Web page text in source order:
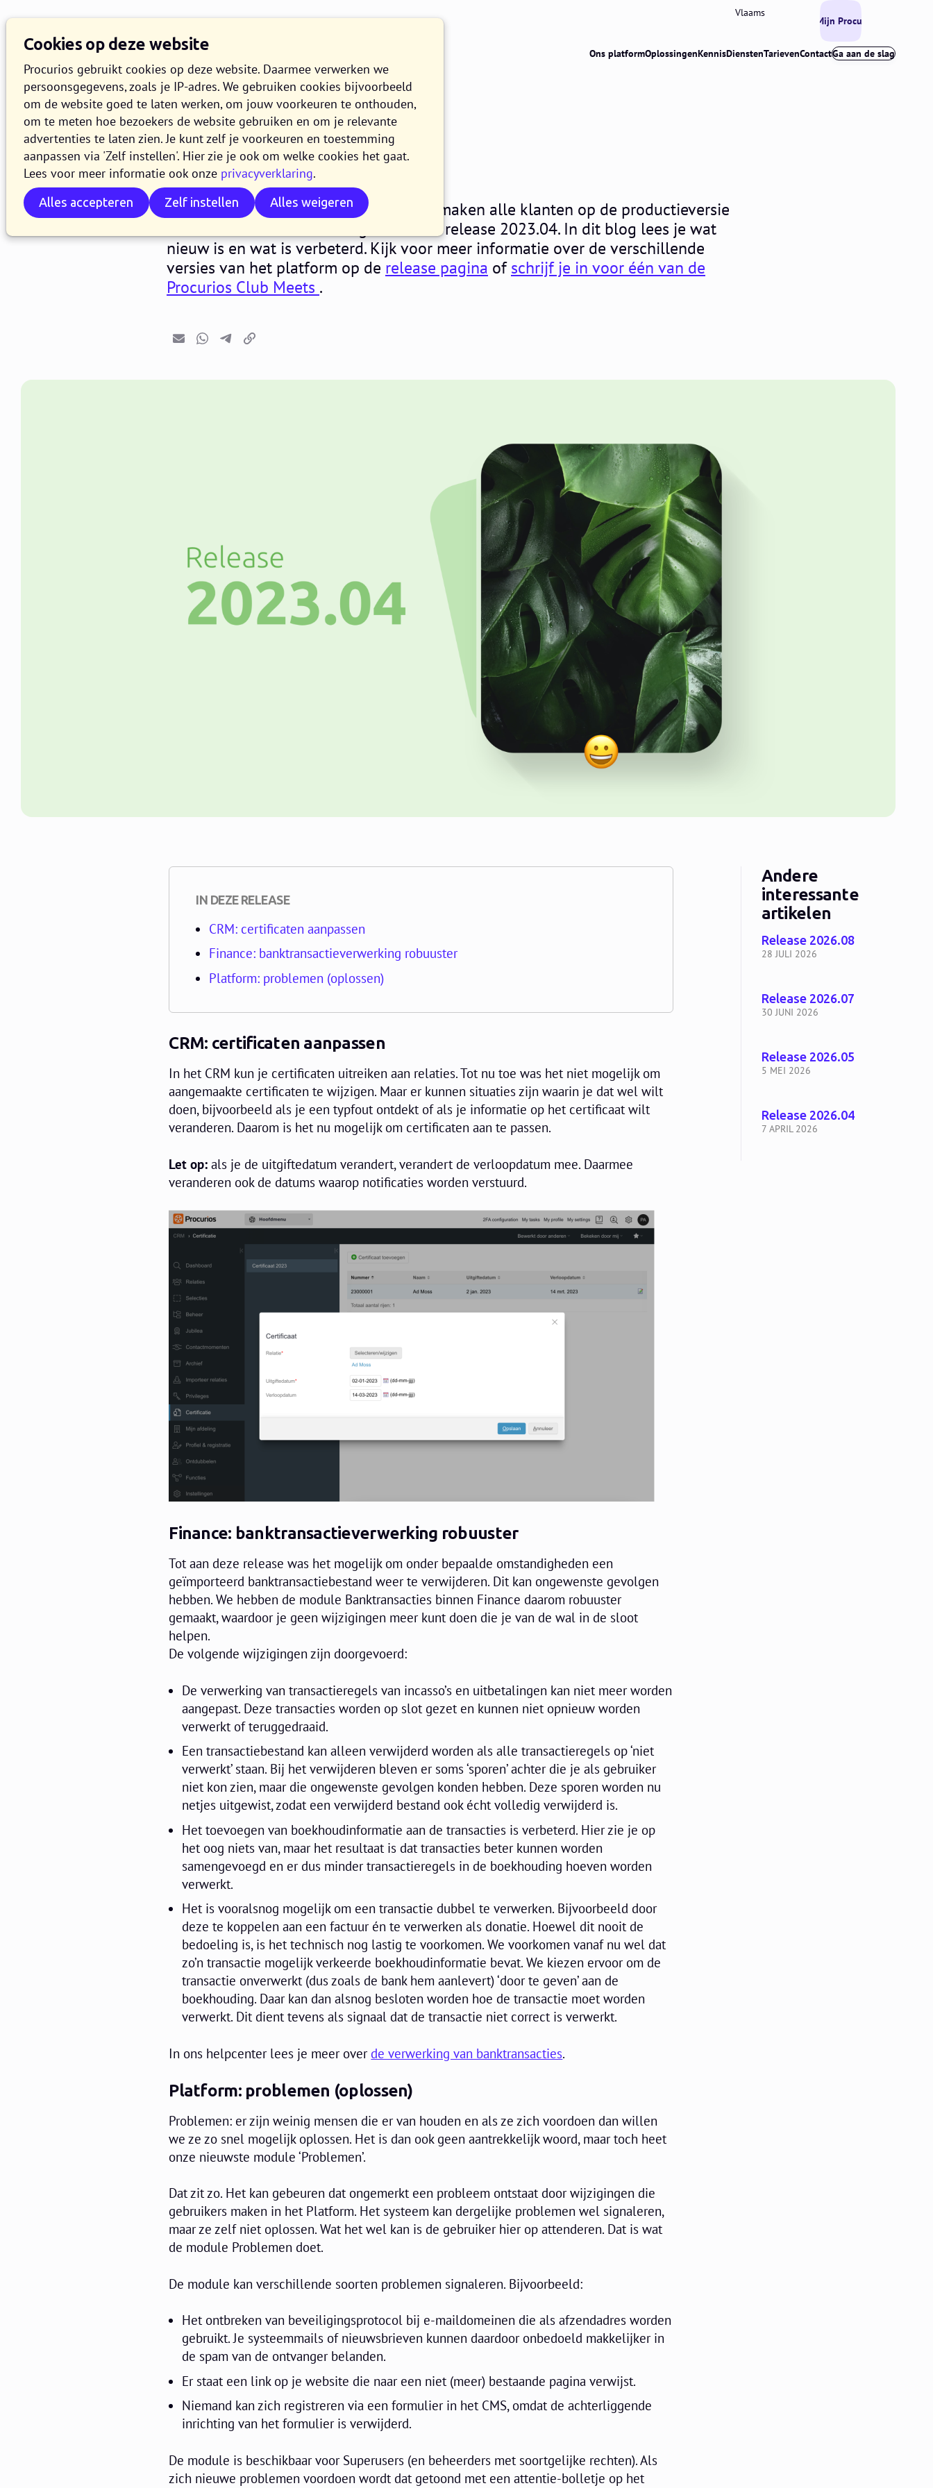
Cookies op deze website
Procurios gebruikt cookies op deze website. Daarmee verwerken we
persoonsgegevens, zoals je IP-adres. We gebruiken cookies bijvoorbeeld
om de website goed te laten werken, om jouw voorkeuren te onthouden,
om te meten hoe bezoekers de website gebruiken en om je relevante
advertenties te laten zien. Je kunt zelf je voorkeuren en toestemming
aanpassen via 'Zelf instellen'. Hier zie je ook om welke cookies het gaat.
Lees voor meer informatie ook onze privacyverklaring.
Alles accepteren Zelf instellen Alles weigeren
Ons platformOplossingenKennisDienstenTarievenContactGa aan de slag
Vlaams
Mijn Procurios
Release 2023.04
5 APRIL 2023 3 MINUTEN LEZEN
In de loop van woensdag 5 april 2023 maken alle klanten op de productieversie
van het Procurios Platform gebruik van release 2023.04. In dit blog lees je wat
nieuw is en wat is verbeterd. Kijk voor meer informatie over de verschillende
versies van het platform op de release pagina ofschrijf je in voor één van de
Procurios Club Meets .
E-mailWhatsapp
TelegramKopieer link
IN DEZE RELEASE
CRM: certificaten aanpassen
Finance: banktransactieverwerking robuuster
Platform: problemen (oplossen)
CRM: certificaten aanpassen
In het CRM kun je certificaten uitreiken aan relaties. Tot nu toe was het niet mogelijk om
aangemaakte certificaten te wijzigen. Maar er kunnen situaties zijn waarin je dat wel wilt
doen, bijvoorbeeld als je een typfout ontdekt of als je informatie op het certificaat wilt
veranderen. Daarom is het nu mogelijk om certificaten aan te passen.
Let op: als je de uitgiftedatum verandert, verandert de verloopdatum mee. Daarmee
veranderen ook de datums waarop notificaties worden verstuurd.
Finance: banktransactieverwerking robuuster
Tot aan deze release was het mogelijk om onder bepaalde omstandigheden een
geïmporteerd banktransactiebestand weer te verwijderen. Dit kan ongewenste gevolgen
hebben. We hebben de module Banktransacties binnen Finance daarom robuuster
gemaakt, waardoor je geen wijzigingen meer kunt doen die je van de wal in de sloot
helpen.
De volgende wijzigingen zijn doorgevoerd:
De verwerking van transactieregels van incasso’s en uitbetalingen kan niet meer worden
aangepast. Deze transacties worden op slot gezet en kunnen niet opnieuw worden
verwerkt of teruggedraaid.
Een transactiebestand kan alleen verwijderd worden als alle transactieregels op ‘niet
verwerkt’ staan. Bij het verwijderen bleven er soms ‘sporen’ achter die je als gebruiker
niet kon zien, maar die ongewenste gevolgen konden hebben. Deze sporen worden nu
netjes uitgewist, zodat een verwijderd bestand ook écht volledig verwijderd is.
Het toevoegen van boekhoudinformatie aan de transacties is verbeterd. Hier zie je op
het oog niets van, maar het resultaat is dat transacties beter kunnen worden
samengevoegd en er dus minder transactieregels in de boekhouding hoeven worden
verwerkt.
Het is vooralsnog mogelijk om een transactie dubbel te verwerken. Bijvoorbeeld door
deze te koppelen aan een factuur én te verwerken als donatie. Hoewel dit nooit de
bedoeling is, is het technisch nog lastig te voorkomen. We voorkomen vanaf nu wel dat
zo’n transactie mogelijk verkeerde boekhoudinformatie bevat. We kiezen ervoor om de
transactie onverwerkt (dus zoals de bank hem aanlevert) ‘door te geven’ aan de
boekhouding. Daar kan dan alsnog besloten worden hoe de transactie moet worden
verwerkt. Dit dient tevens als signaal dat de transactie niet correct is verwerkt.
In ons helpcenter lees je meer over de verwerking van banktransacties.
Platform: problemen (oplossen)
Problemen: er zijn weinig mensen die er van houden en als ze zich voordoen dan willen
we ze zo snel mogelijk oplossen. Het is dan ook geen aantrekkelijk woord, maar toch heet
onze nieuwste module ‘Problemen’.
Dat zit zo. Het kan gebeuren dat ongemerkt een probleem ontstaat door wijzigingen die
gebruikers maken in het Platform. Het systeem kan dergelijke problemen wel signaleren,
maar ze zelf niet oplossen. Wat het wel kan is de gebruiker hier op attenderen. Dat is wat
de module Problemen doet.
De module kan verschillende soorten problemen signaleren. Bijvoorbeeld:
Het ontbreken van beveiligingsprotocol bij e-maildomeinen die als afzendadres worden
gebruikt. Je systeemmails of nieuwsbrieven kunnen daardoor onbedoeld makkelijker in
de spam van de ontvanger belanden.
Er staat een link op je website die naar een niet (meer) bestaande pagina verwijst.
Niemand kan zich registreren via een formulier in het CMS, omdat de achterliggende
inrichting van het formulier is verwijderd.
De module is beschikbaar voor Superusers (en beheerders met soortgelijke rechten). Als
zich nieuwe problemen voordoen wordt dat getoond met een attentie-bolletje op het
Andere
interessante
artikelen
28 JULI 2026
Release 2026.08
30 JUNI 2026
Release 2026.07
5 MEI 2026
Release 2026.05
7 APRIL 2026
Release 2026.04